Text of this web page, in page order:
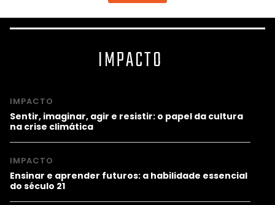
IMPACTO
IMPACTO
Sentir, imaginar, agir e resistir: o papel da cultura
na crise climática
IMPACTO
Ensinar e aprender futuros: a habilidade essencial
do século 21